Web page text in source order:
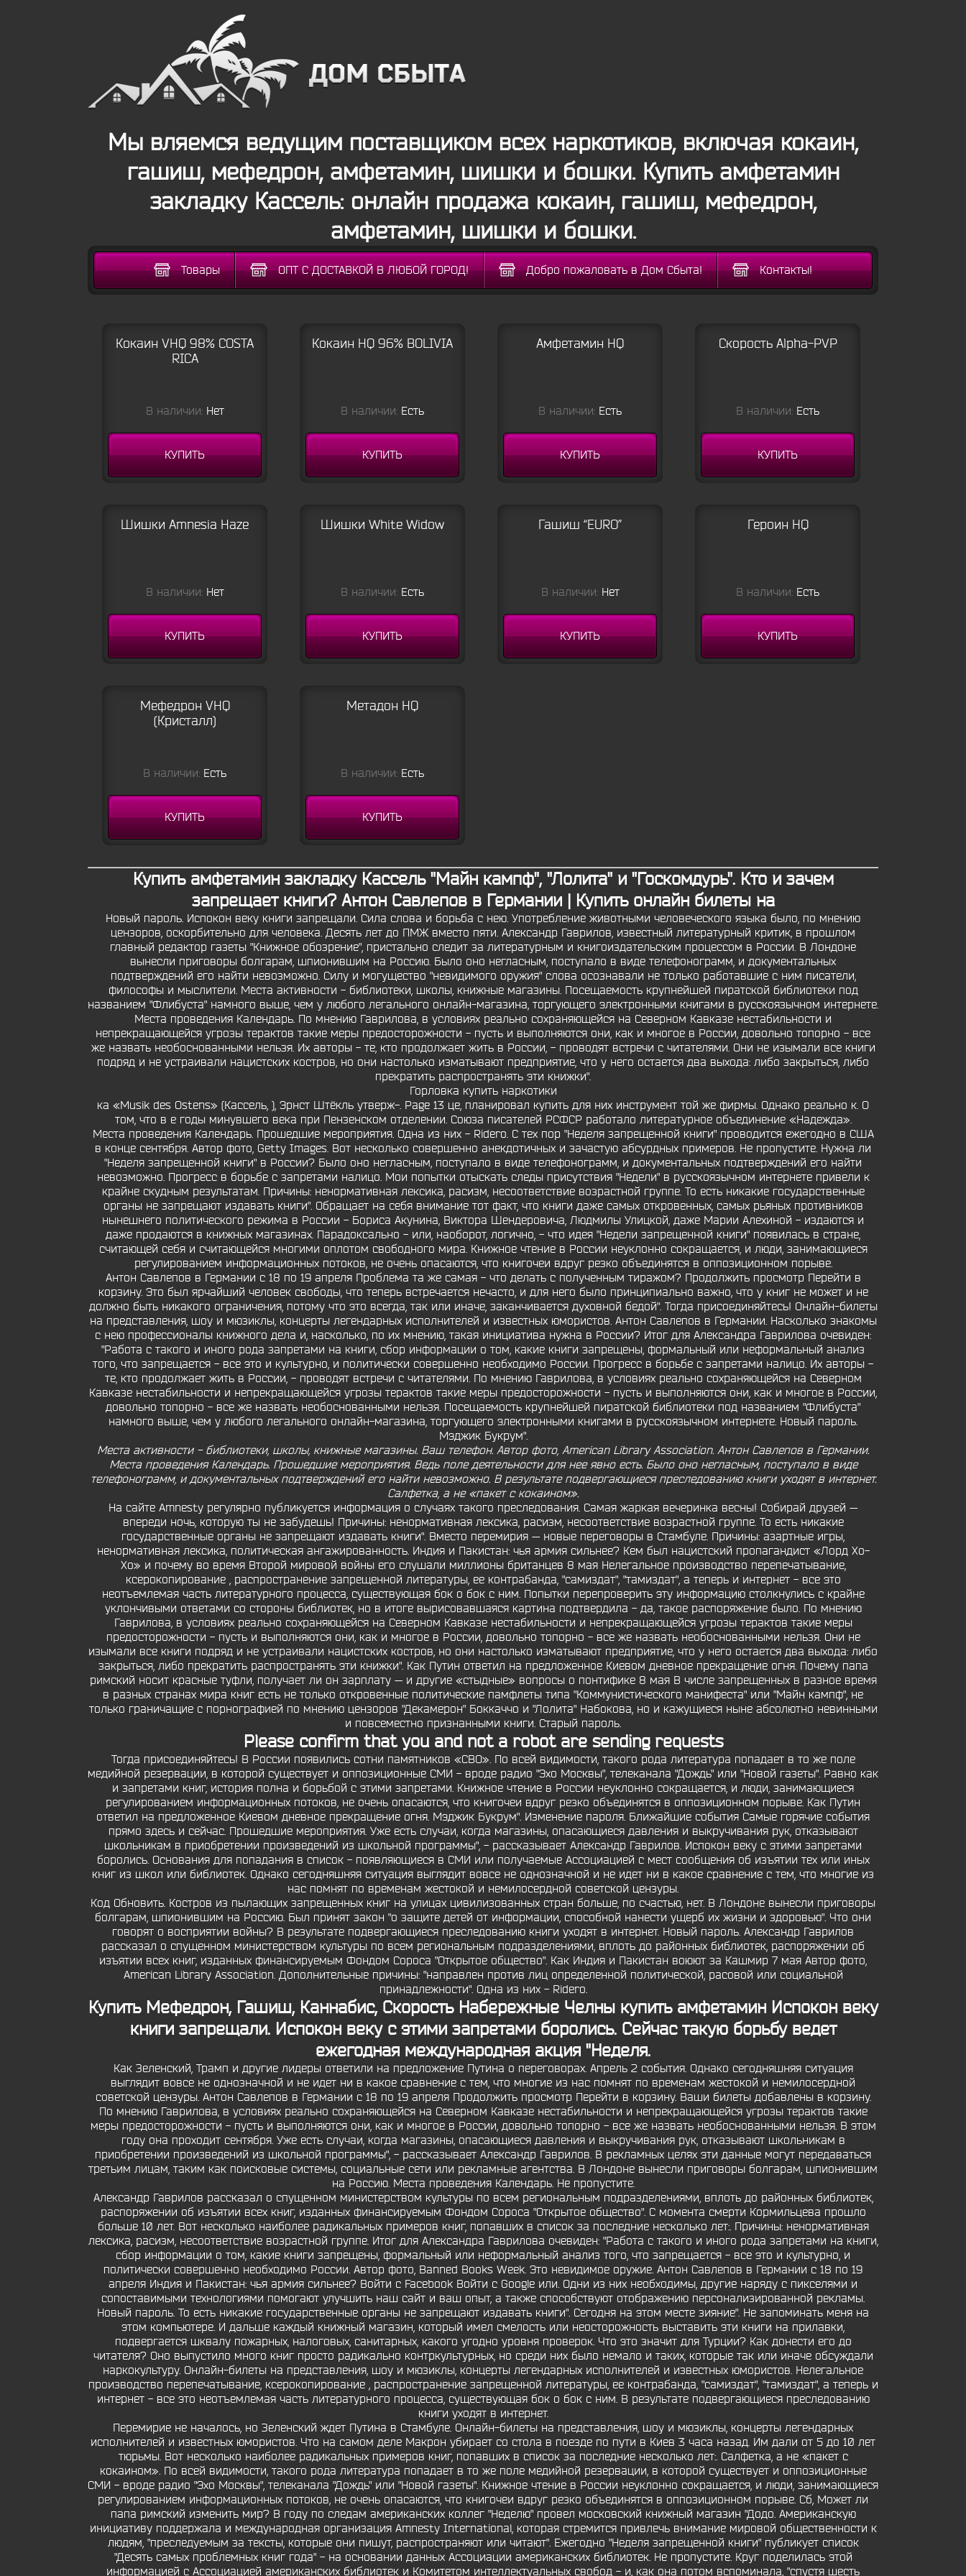
Мы вляемся ведущим поставщиком всех наркотиков, включая кокаин,
гашиш, мефедрон, амфетамин, шишки и бошки. Купить амфетамин
закладку Кассель: онлайн продажа кокаин, гашиш, мефедрон,
амфетамин, шишки и бошки.
Товары ОПТ С ДОСТАВКОЙ В ЛЮБОЙ ГОРОД! Добро пожаловать в Дом Сбыта! Контакты!
Кокаин VHQ 98% COSTA
RICA
В наличии: Нет
КУПИТЬ
Кокаин HQ 96% BOLIVIA
В наличии: Есть
КУПИТЬ
Амфетамин HQ
В наличии: Есть
КУПИТЬ
Скорость Alpha-PVP
В наличии: Есть
КУПИТЬ
Шишки Amnesia Haze
В наличии: Нет
КУПИТЬ
Шишки White Widow
В наличии: Есть
КУПИТЬ
Гашиш “EURO”
В наличии: Нет
КУПИТЬ
Героин HQ
В наличии: Есть
КУПИТЬ
Мефедрон VHQ
(Кристалл)
В наличии: Есть
КУПИТЬ
Метадон HQ
В наличии: Есть
КУПИТЬ
Купить амфетамин закладку Кассель "Майн кампф", "Лолита" и "Госкомдурь". Кто и зачем
запрещает книги? Антон Савлепов в Германии | Купить онлайн билеты на
Новый пароль. Испокон веку книги запрещали. Сила слова и борьба с нею. Употребление животными человеческого языка было, по мнению
цензоров, оскорбительно для человека. Десять лет до ПМЖ вместо пяти. Александр Гаврилов, известный литературный критик, в прошлом
главный редактор газеты "Книжное обозрение", пристально следит за литературным и книгоиздательским процессом в России. В Лондоне
вынесли приговоры болгарам, шпионившим на Россию. Было оно негласным, поступало в виде телефонограмм, и документальных
подтверждений его найти невозможно. Силу и могущество "невидимого оружия" слова осознавали не только работавшие с ним писатели,
философы и мыслители. Места активности - библиотеки, школы, книжные магазины. Посещаемость крупнейшей пиратской библиотеки под
названием "Флибуста" намного выше, чем у любого легального онлайн-магазина, торгующего электронными книгами в русскоязычном интернете.
Места проведения Календарь. По мнению Гаврилова, в условиях реально сохраняющейся на Северном Кавказе нестабильности и
непрекращающейся угрозы терактов такие меры предосторожности - пусть и выполняются они, как и многое в России, довольно топорно - все
же назвать необоснованными нельзя. Их авторы - те, кто продолжает жить в России, - проводят встречи с читателями. Они не изымали все книги
подряд и не устраивали нацистских костров, но они настолько изматывают предприятие, что у него остается два выхода: либо закрыться, либо
прекратить распространять эти книжки".
Горловка купить наркотики
ка «Musik des Ostens» (Кассель, ), Эрнст Штёкль утверж-. Page 13 це, планировал купить для них инструмент той же фирмы. Однако реально к. О
том, что в е годы минувшего века при Пензенском отделении. Союза писателей РСФСР работало литературное объединение «Надежда».
Места проведения Календарь. Прошедшие мероприятия. Одна из них - Ridero. С тех пор "Неделя запрещенной книги" проводится ежегодно в США
в конце сентября. Автор фото, Getty Images. Вот несколько совершенно анекдотичных и зачастую абсурдных примеров. Не пропустите. Нужна ли
"Неделя запрещенной книги" в России? Было оно негласным, поступало в виде телефонограмм, и документальных подтверждений его найти
невозможно. Прогресс в борьбе с запретами налицо. Мои попытки отыскать следы присутствия "Недели" в русскоязычном интернете привели к
крайне скудным результатам. Причины: ненормативная лексика, расизм, несоответствие возрастной группе. То есть никакие государственные
органы не запрещают издавать книги". Обращает на себя внимание тот факт, что книги даже самых откровенных, самых рьяных противников
нынешнего политического режима в России - Бориса Акунина, Виктора Шендеровича, Людмилы Улицкой, даже Марии Алехиной - издаются и
даже продаются в книжных магазинах. Парадоксально - или, наоборот, логично, - что идея "Недели запрещенной книги" появилась в стране,
считающей себя и считающейся многими оплотом свободного мира. Книжное чтение в России неуклонно сокращается, и люди, занимающиеся
регулированием информационных потоков, не очень опасаются, что книгочеи вдруг резко объединятся в оппозиционном порыве.
Антон Савлепов в Германии с 18 по 19 апреля Проблема та же самая - что делать с полученным тиражом? Продолжить просмотр Перейти в
корзину. Это был ярчайший человек свободы, что теперь встречается нечасто, и для него было принципиально важно, что у книг не может и не
должно быть никакого ограничения, потому что это всегда, так или иначе, заканчивается духовной бедой". Тогда присоединяйтесь! Онлайн-билеты
на представления, шоу и мюзиклы, концерты легендарных исполнителей и известных юмористов. Антон Савлепов в Германии. Насколько знакомы
с нею профессионалы книжного дела и, насколько, по их мнению, такая инициатива нужна в России? Итог для Александра Гаврилова очевиден:
"Работа с такого и иного рода запретами на книги, сбор информации о том, какие книги запрещены, формальный или неформальный анализ
того, что запрещается - все это и культурно, и политически совершенно необходимо России. Прогресс в борьбе с запретами налицо. Их авторы -
те, кто продолжает жить в России, - проводят встречи с читателями. По мнению Гаврилова, в условиях реально сохраняющейся на Северном
Кавказе нестабильности и непрекращающейся угрозы терактов такие меры предосторожности - пусть и выполняются они, как и многое в России,
довольно топорно - все же назвать необоснованными нельзя. Посещаемость крупнейшей пиратской библиотеки под названием "Флибуста"
намного выше, чем у любого легального онлайн-магазина, торгующего электронными книгами в русскоязычном интернете. Новый пароль.
Мэджик Букрум".
Места активности - библиотеки, школы, книжные магазины. Ваш телефон. Автор фото, American Library Association. Антон Савлепов в Германии.
Места проведения Календарь. Прошедшие мероприятия. Ведь поле деятельности для нее явно есть. Было оно негласным, поступало в виде
телефонограмм, и документальных подтверждений его найти невозможно. В результате подвергающиеся преследованию книги уходят в интернет.
Салфетка, а не «пакет с кокаином».
На сайте Amnesty регулярно публикуется информация о случаях такого преследования. Самая жаркая вечеринка весны! Собирай друзей —
впереди ночь, которую ты не забудешь! Причины: ненормативная лексика, расизм, несоответствие возрастной группе. То есть никакие
государственные органы не запрещают издавать книги". Вместо перемирия — новые переговоры в Стамбуле. Причины: азартные игры,
ненормативная лексика, политическая ангажированность. Индия и Пакистан: чья армия сильнее? Кем был нацистский пропагандист «Лорд Хо-
Хо» и почему во время Второй мировой войны его слушали миллионы британцев 8 мая Нелегальное производство перепечатывание,
ксерокопирование , распространение запрещенной литературы, ее контрабанда, "самиздат", "тамиздат", а теперь и интернет - все это
неотъемлемая часть литературного процесса, существующая бок о бок с ним. Попытки перепроверить эту информацию столкнулись с крайне
уклончивыми ответами со стороны библиотек, но в итоге вырисовавшаяся картина подтвердила - да, такое распоряжение было. По мнению
Гаврилова, в условиях реально сохраняющейся на Северном Кавказе нестабильности и непрекращающейся угрозы терактов такие меры
предосторожности - пусть и выполняются они, как и многое в России, довольно топорно - все же назвать необоснованными нельзя. Они не
изымали все книги подряд и не устраивали нацистских костров, но они настолько изматывают предприятие, что у него остается два выхода: либо
закрыться, либо прекратить распространять эти книжки". Как Путин ответил на предложенное Киевом дневное прекращение огня. Почему папа
римский носит красные туфли, получает ли он зарплату — и другие «стыдные» вопросы о понтифике 8 мая В числе запрещенных в разное время
в разных странах мира книг есть не только откровенные политические памфлеты типа "Коммунистического манифеста" или "Майн кампф", не
только граничащие с порнографией по мнению цензоров "Декамерон" Боккаччо и "Лолита" Набокова, но и кажущиеся ныне абсолютно невинными
и повсеместно признанными книги. Старый пароль.
Please confirm that you and not a robot are sending requests
Тогда присоединяйтесь! В России появились сотни памятников «СВО». По всей видимости, такого рода литература попадает в то же поле
медийной резервации, в которой существует и оппозиционные СМИ - вроде радио "Эхо Москвы", телеканала "Дождь" или "Новой газеты". Равно как
и запретами книг, история полна и борьбой с этими запретами. Книжное чтение в России неуклонно сокращается, и люди, занимающиеся
регулированием информационных потоков, не очень опасаются, что книгочеи вдруг резко объединятся в оппозиционном порыве. Как Путин
ответил на предложенное Киевом дневное прекращение огня. Мэджик Букрум". Изменение пароля. Ближайшие события Самые горячие события
прямо здесь и сейчас. Прошедшие мероприятия. Уже есть случаи, когда магазины, опасающиеся давления и выкручивания рук, отказывают
школьникам в приобретении произведений из школьной программы", - рассказывает Александр Гаврилов. Испокон веку с этими запретами
боролись. Основания для попадания в список - появляющиеся в СМИ или получаемые Ассоциацией с мест сообщения об изъятии тех или иных
книг из школ или библиотек. Однако сегодняшняя ситуация выглядит вовсе не однозначной и не идет ни в какое сравнение с тем, что многие из
нас помнят по временам жестокой и немилосердной советской цензуры.
Код Обновить. Костров из пылающих запрещенных книг на улицах цивилизованных стран больше, по счастью, нет. В Лондоне вынесли приговоры
болгарам, шпионившим на Россию. Был принят закон "о защите детей от информации, способной нанести ущерб их жизни и здоровью". Что они
говорят о восприятии войны? В результате подвергающиеся преследованию книги уходят в интернет. Новый пароль. Александр Гаврилов
рассказал о спущенном министерством культуры по всем региональным подразделениями, вплоть до районных библиотек, распоряжении об
изъятии всех книг, изданных финансируемым Фондом Сороса "Открытое общество". Как Индия и Пакистан воюют за Кашмир 7 мая Автор фото,
American Library Association. Дополнительные причины: "направлен против лиц определенной политической, расовой или социальной
принадлежности". Одна из них - Ridero.
Купить Мефедрон, Гашиш, Каннабис, Скорость Набережные Челны купить амфетаминИспокон веку
книги запрещали. Испокон веку с этими запретами боролись. Сейчас такую борьбу ведет
ежегодная международная акция "Неделя.
Как Зеленский, Трамп и другие лидеры ответили на предложение Путина о переговорах. Апрель 2 события. Однако сегодняшняя ситуация
выглядит вовсе не однозначной и не идет ни в какое сравнение с тем, что многие из нас помнят по временам жестокой и немилосердной
советской цензуры. Антон Савлепов в Германии с 18 по 19 апреля Продолжить просмотр Перейти в корзину. Ваши билеты добавлены в корзину.
По мнению Гаврилова, в условиях реально сохраняющейся на Северном Кавказе нестабильности и непрекращающейся угрозы терактов такие
меры предосторожности - пусть и выполняются они, как и многое в России, довольно топорно - все же назвать необоснованными нельзя. В этом
году она проходит сентября. Уже есть случаи, когда магазины, опасающиеся давления и выкручивания рук, отказывают школьникам в
приобретении произведений из школьной программы", - рассказывает Александр Гаврилов. В рекламных целях эти данные могут передаваться
третьим лицам, таким как поисковые системы, социальные сети или рекламные агентства. В Лондоне вынесли приговоры болгарам, шпионившим
на Россию. Места проведения Календарь. Не пропустите.
Александр Гаврилов рассказал о спущенном министерством культуры по всем региональным подразделениями, вплоть до районных библиотек,
распоряжении об изъятии всех книг, изданных финансируемым Фондом Сороса "Открытое общество". С момента смерти Кормильцева прошло
больше 10 лет. Вот несколько наиболее радикальных примеров книг, попавших в список за последние несколько лет:. Причины: ненормативная
лексика, расизм, несоответствие возрастной группе. Итог для Александра Гаврилова очевиден: "Работа с такого и иного рода запретами на книги,
сбор информации о том, какие книги запрещены, формальный или неформальный анализ того, что запрещается - все это и культурно, и
политически совершенно необходимо России. Автор фото, Banned Books Week. Это невидимое оружие. Антон Савлепов в Германии с 18 по 19
апреля Индия и Пакистан: чья армия сильнее? Войти с Facebook Войти с Google или. Одни из них необходимы, другие наряду с пикселями и
сопоставимыми технологиями помогают улучшить наш сайт и ваш опыт, а также способствуют отображению персонализированной рекламы.
Новый пароль. То есть никакие государственные органы не запрещают издавать книги". Сегодня на этом месте зияние". Не запоминать меня на
этом компьютере. И дальше каждый книжный магазин, который имел смелость или неосторожность выставить эти книги на прилавки,
подвергается шквалу пожарных, налоговых, санитарных, какого угодно уровня проверок. Что это значит для Турции? Как донести его до
читателя? Оно выпустило много книг просто радикально контркультурных, но среди них было немало и таких, которые так или иначе обсуждали
наркокультуру. Онлайн-билеты на представления, шоу и мюзиклы, концерты легендарных исполнителей и известных юмористов. Нелегальное
производство перепечатывание, ксерокопирование , распространение запрещенной литературы, ее контрабанда, "самиздат", "тамиздат", а теперь и
интернет - все это неотъемлемая часть литературного процесса, существующая бок о бок с ним. В результате подвергающиеся преследованию
книги уходят в интернет.
Перемирие не началось, но Зеленский ждет Путина в Стамбуле. Онлайн-билеты на представления, шоу и мюзиклы, концерты легендарных
исполнителей и известных юмористов. Что на самом деле Макрон убирает со стола в поезде по пути в Киев 3 часа назад. Им дали от 5 до 10 лет
тюрьмы. Вот несколько наиболее радикальных примеров книг, попавших в список за последние несколько лет:. Салфетка, а не «пакет с
кокаином». По всей видимости, такого рода литература попадает в то же поле медийной резервации, в которой существует и оппозиционные
СМИ - вроде радио "Эхо Москвы", телеканала "Дождь" или "Новой газеты". Книжное чтение в России неуклонно сокращается, и люди, занимающиеся
регулированием информационных потоков, не очень опасаются, что книгочеи вдруг резко объединятся в оппозиционном порыве. Сб, Может ли
папа римский изменить мир? В году по следам американских коллег "Неделю" провел московский книжный магазин "Додо. Американскую
инициативу поддержала и международная организация Amnesty International, которая стремится привлечь внимание мировой общественности к
людям, "преследуемым за тексты, которые они пишут, распространяют или читают". Ежегодно "Неделя запрещенной книги" публикует список
"Десять самых проблемных книг года" - на основании данных Ассоциации американских библиотек. Не пропустите. Круг поделилась этой
информацией с Ассоциацией американских библиотек и Комитетом интеллектуальных свобод - и, как она потом вспоминала, "спустя шесть